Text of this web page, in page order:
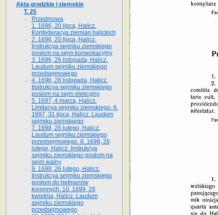
Akta grodzkie i ziemskie
T. 25
Przedmowa
1. 1696, 20 lipca, Halicz.
Konfederacya ziemian halickich
2. 1696, 20 lipca, Halicz.
Instrukcya sejmiku ziemskiego
posłom na sejm konwokacyjny
3. 1696, 26 listopada, Halicz.
Laudum sejmiku ziemskiego
przedsejmowego
4. 1696, 26 listopada, Halicz.
Instrukcya sejmiku ziemskiego
posłom na sejm elekcyjny
5. 1697, 4 marca, Halicz.
Limitacya sejmiku ziemskiego. 6.
1697, 31 lipca, Halicz. Laudum
sejmiku ziemskiego
7. 1698, 26 lutego, Halicz.
Laudum sejmiku ziemskiego
przedsejmowego. 8. 1698, 26
lutego, Halicz. Instrukcya
sejmiku ziemskiego posłom na
sejm walny
9. 1698, 26 lutego, Halicz.
Instrukcya sejmiku ziemskiego
posłom do hetmanów
koronnych. 10. 1699, 28
kwietnia, Halicz. Laudum
sejmiku ziemskiego
przedsejmowego